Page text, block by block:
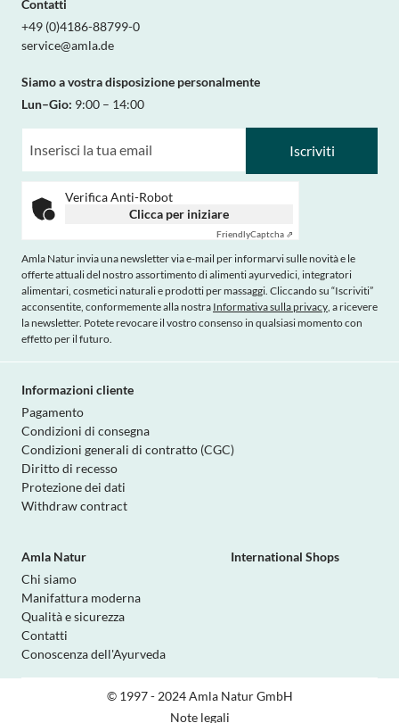
Contatti
+49 (0)4186-88799-0
service@amla.de
Siamo a vostra disposizione personalmente
Lun–Gio: 9:00 – 14:00
Iscriviti
Verifica Anti-Robot
Clicca per iniziare
FriendlyCaptcha ⇗
Amla Natur invia una newsletter via e-mail per informarvi sulle novità e le
offerte attuali del nostro assortimento di alimenti ayurvedici, integratori
alimentari, cosmetici naturali e prodotti per massaggi. Cliccando su “Iscriviti”
acconsentite, conformemente alla nostra Informativa sulla privacy, a ricevere
la newsletter. Potete revocare il vostro consenso in qualsiasi momento con
effetto per il futuro.
Informazioni cliente
Pagamento
Condizioni di consegna
Condizioni generali di contratto (CGC)
Diritto di recesso
Protezione dei dati
Withdraw contract
Amla Natur
Chi siamo
Manifattura moderna
Qualità e sicurezza
Contatti
Conoscenza dell'Ayurveda
International Shops
© 1997 - 2024 Amla Natur GmbH
Note legali